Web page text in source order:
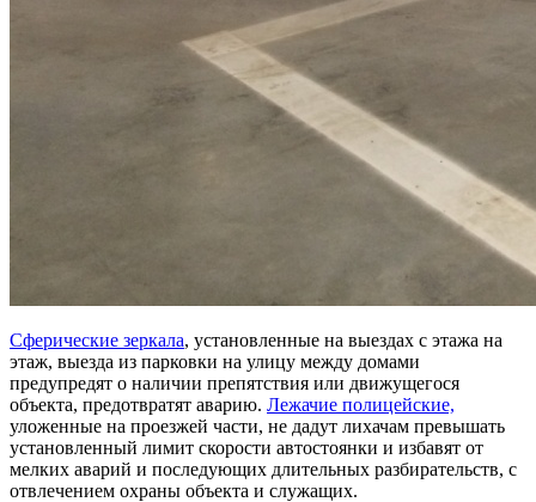
Сферические зеркала, установленные на выездах с этажа на
этаж, выезда из парковки на улицу между домами
предупредят о наличии препятствия или движущегося
объекта, предотвратят аварию. Лежачие полицейские,
уложенные на проезжей части, не дадут лихачам превышать
установленный лимит скорости автостоянки и избавят от
мелких аварий и последующих длительных разбирательств, с
отвлечением охраны объекта и служащих.